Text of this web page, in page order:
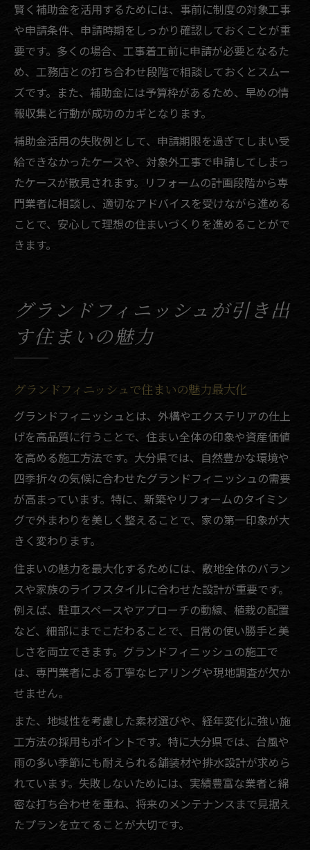
賢く補助金を活用するためには、事前に制度の対象工事
や申請条件、申請時期をしっかり確認しておくことが重
要です。多くの場合、工事着工前に申請が必要となるた
め、工務店との打ち合わせ段階で相談しておくとスムー
ズです。また、補助金には予算枠があるため、早めの情
報収集と行動が成功のカギとなります。
補助金活用の失敗例として、申請期限を過ぎてしまい受
給できなかったケースや、対象外工事で申請してしまっ
たケースが散見されます。リフォームの計画段階から専
門業者に相談し、適切なアドバイスを受けながら進める
ことで、安心して理想の住まいづくりを進めることがで
きます。
グランドフィニッシュが引き出
す住まいの魅力
グランドフィニッシュで住まいの魅力最大化
グランドフィニッシュとは、外構やエクステリアの仕上
げを高品質に行うことで、住まい全体の印象や資産価値
を高める施工方法です。大分県では、自然豊かな環境や
四季折々の気候に合わせたグランドフィニッシュの需要
が高まっています。特に、新築やリフォームのタイミン
グで外まわりを美しく整えることで、家の第一印象が大
きく変わります。
住まいの魅力を最大化するためには、敷地全体のバラン
スや家族のライフスタイルに合わせた設計が重要です。
例えば、駐車スペースやアプローチの動線、植栽の配置
など、細部にまでこだわることで、日常の使い勝手と美
しさを両立できます。グランドフィニッシュの施工で
は、専門業者による丁寧なヒアリングや現地調査が欠か
せません。
また、地域性を考慮した素材選びや、経年変化に強い施
工方法の採用もポイントです。特に大分県では、台風や
雨の多い季節にも耐えられる舗装材や排水設計が求めら
れています。失敗しないためには、実績豊富な業者と綿
密な打ち合わせを重ね、将来のメンテナンスまで見据え
たプランを立てることが大切です。